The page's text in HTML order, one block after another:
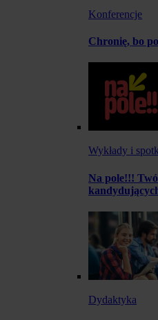
Konferencje
Chronię, bo
Wykłady i
Na pole!!!
Dydaktyka